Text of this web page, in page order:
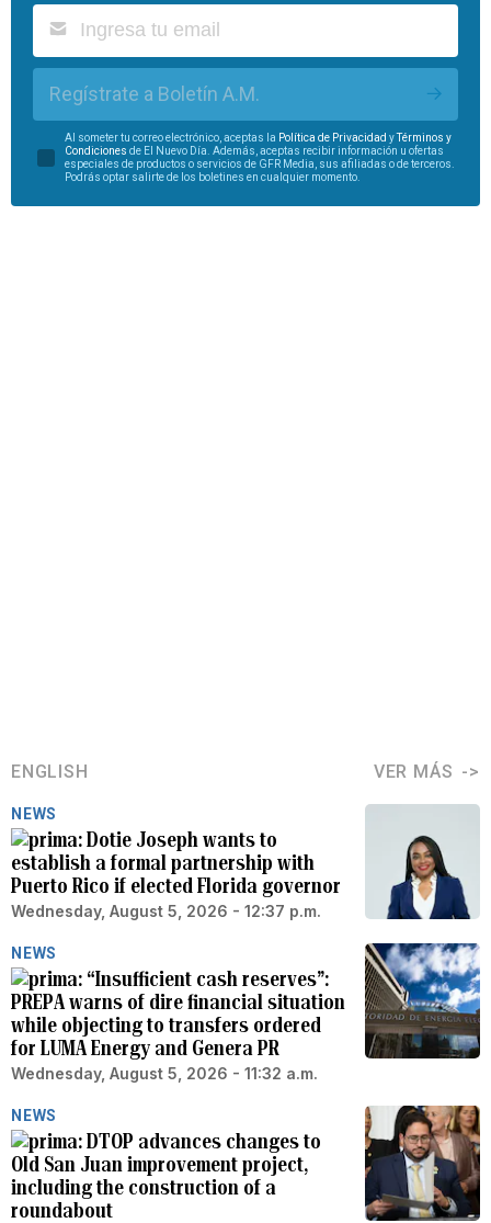
Regístrate a Boletín A.M.
Al someter tu correo electrónico, aceptas la Política de Privacidad yTérminos y
Condiciones de El Nuevo Día. Además, aceptas recibir información u ofertas
especiales de productos o servicios de GFR Media, sus afiliadas o de terceros.
Podrás optar salirte de los boletines en cualquier momento.
ENGLISH VER MÁS
NEWS
Dotie Joseph wants to
establish a formal partnership with
Puerto Rico if elected Florida governor
Wednesday, August 5, 2026 - 12:37 p.m.
NEWS
“Insufficient cash reserves”:
PREPA warns of dire financial situation
while objecting to transfers ordered
for LUMA Energy and Genera PR
Wednesday, August 5, 2026 - 11:32 a.m.
NEWS
DTOP advances changes to
Old San Juan improvement project,
including the construction of a
roundabout